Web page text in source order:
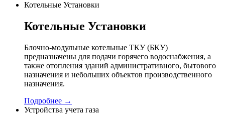
Котельные Установки
Котельные Установки
Блочно-модульные котельные ТКУ (БКУ)
предназначены для подачи горячего водоснабжения, а
также отопления зданий административного, бытового
назначения и небольших объектов производственного
назначения.
Подробнее →
Устройства учета газа